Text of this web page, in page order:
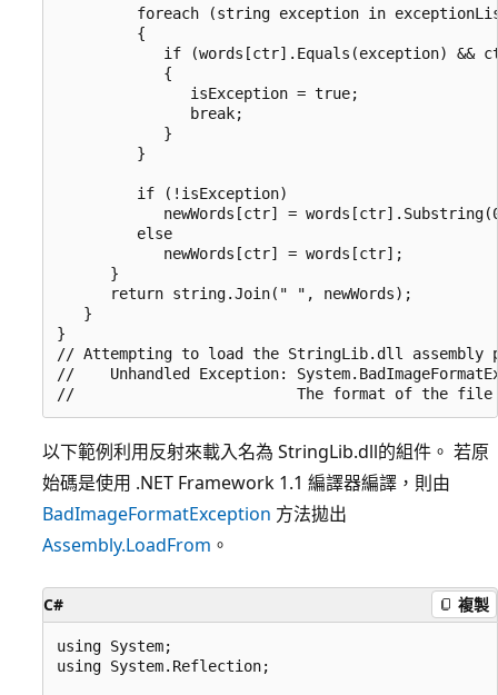
foreach (string exception in
         {
if (words[ctr].Equals(exception) &&
            {
               isException = true;
               break;
            }
         }
         if (!isException)
newWords[ctr] =
         else
            newWords[ctr] = words[ctr];
      }
      return string.Join(" ", newWords);
   }
}
// Attempting to load the StringLib.dll assembly
//    Unhandled Exception:
以下範例利用反射來載入名為 StringLib.dll的組件。 若原
始碼是使用 .NET Framework 1.1 編譯器編譯，則由
BadImageFormatException 方法拋出
Assembly.LoadFrom 。
C# 複製
using System;
using System.Reflection;